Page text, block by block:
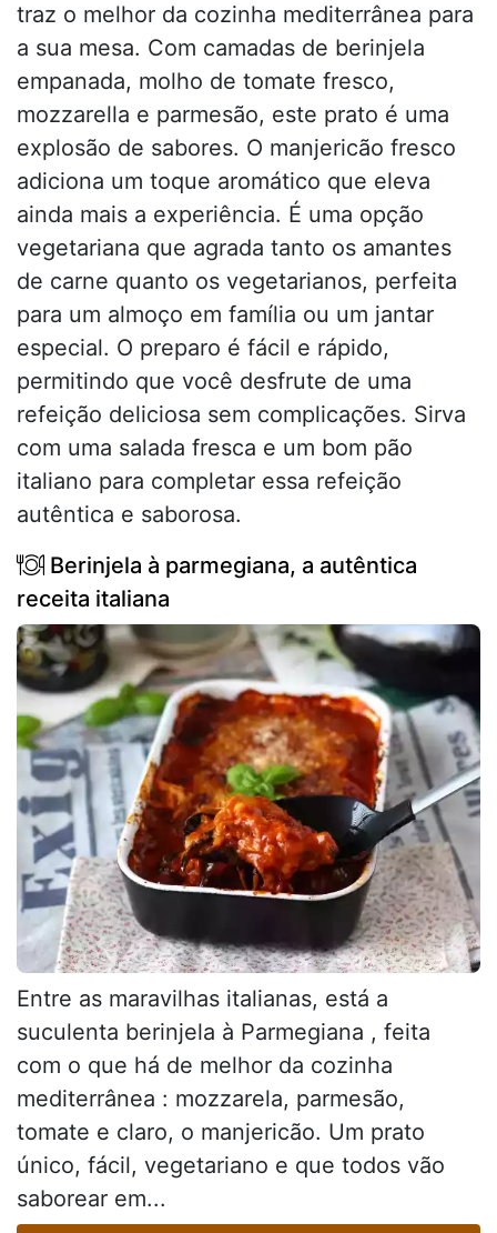
traz o melhor da cozinha mediterrânea para
a sua mesa. Com camadas de berinjela
empanada, molho de tomate fresco,
mozzarella e parmesão, este prato é uma
explosão de sabores. O manjericão fresco
adiciona um toque aromático que eleva
ainda mais a experiência. É uma opção
vegetariana que agrada tanto os amantes
de carne quanto os vegetarianos, perfeita
para um almoço em família ou um jantar
especial. O preparo é fácil e rápido,
permitindo que você desfrute de uma
refeição deliciosa sem complicações. Sirva
com uma salada fresca e um bom pão
italiano para completar essa refeição
autêntica e saborosa.
Berinjela à parmegiana, a autêntica
receita italiana
Entre as maravilhas italianas, está a
suculenta berinjela à Parmegiana , feita
com o que há de melhor da cozinha
mediterrânea : mozzarela, parmesão,
tomate e claro, o manjericão. Um prato
único, fácil, vegetariano e que todos vão
saborear em...